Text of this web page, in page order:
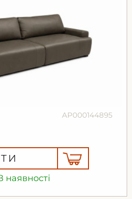
наявності
АР000144895